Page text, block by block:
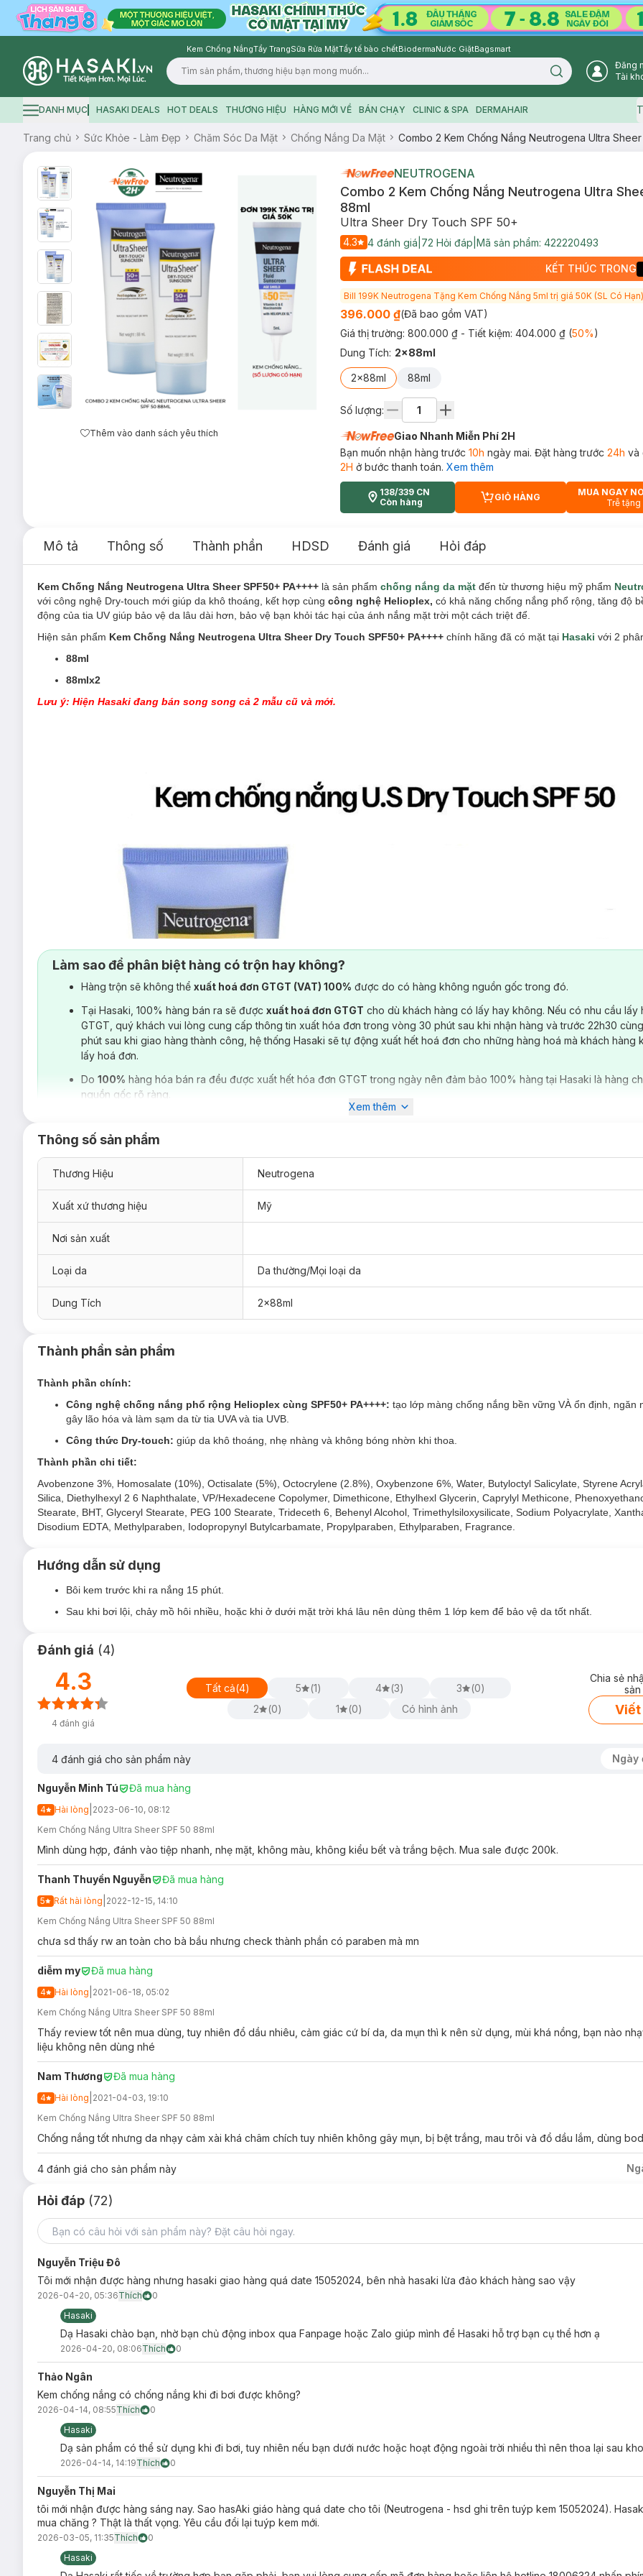
Kem Chống NắngTẩy TrangSữa Rửa MặtTẩy tế bào chếtBiodermaNước GiặtBagsmart
Logo
Search icon
Đăng
Tài
Hamburger icon
DANH MỤC HASAKI DEALS HOT DEALS THƯƠNG HIỆU HÀNG MỚI VỀ BÁN CHẠY CLINIC & SPA DERMAHAIR
Trang chủ Sức Khỏe - Làm Đẹp Chăm Sóc Da Mặt Chống Nắng Da Mặt Combo 2 Kem Chống Nắng Neutrogena Ultra
Thêm vào danh sách yêu thích
NEUTROGENA
Combo 2 Kem Chống Nắng Neutrogena Ultra
88ml
Ultra Sheer Dry Touch SPF 50+
4.3 4đánh giá 72 Hỏi đáp Mã sản phẩm: 422220493
KẾT THÚC TRONG
Bill 199K Neutrogena Tặng Kem Chống Nắng 5ml trị giá 50K (SL Có Hạn)
396.000 ₫(Đã bao gồm VAT)
Giá thị trường: 800.000 ₫ - Tiết kiệm: 404.000 ₫(50%)
Dung Tích: 2x88ml
2x88ml 88ml
Số lượng:
Giao Nhanh Miễn Phí 2H
Bạn muốn nhận hàng trước 10h ngày mai. Đặt hàng trước 24h và
2H ở bước thanh toán. Xem thêm
138/339 CN
Còn hàng
CART PLUS ICON
GIỎ HÀNG
MUA NGAY
Trễ tặng
Mô tả Thông số Thành phần HDSD Đánh giá Hỏi đáp
Kem Chống Nắng Neutrogena Ultra Sheer SPF50+ PA++++ là sản phẩm chống nắng da mặt đến từ thương hiệu mỹ phẩm
với công nghệ Dry-touch mới giúp da khô thoáng, kết hợp cùng công nghệ Helioplex, có khả năng chống nắng phổ rộng, tăng độ
động của tia UV giúp bảo vệ da lâu dài hơn, bảo vệ bạn khỏi tác hại của ánh nắng mặt trời một cách triệt để.
Hiện sản phẩm Kem Chống Nắng Neutrogena Ultra Sheer Dry Touch SPF50+ PA++++ chính hãng đã có mặt tại Hasaki với 2
88ml
88mlx2
Lưu ý: Hiện Hasaki đang bán song song cả 2 mẫu cũ và mới.
Kem Chống Nắng Neutrogena Ultra Sheer Dry Touch SPF50+ PA++++ phù hợp với loại da nào?
Sản phẩm phù hợp với mọi loại da kể cả da nhạy cảm.
Có thể dùng cho cả mặt và toàn thân và dùng được cho tất cả các loại da.
Đối tượng sử dụng Kem Chống Nắng Neutrogena Ultra Sheer Dry Touch SPF50+ PA++++:
Thường xuyên tiếp xúc ánh nắng mặt trời.
Ưu thế nổi bật của Kem Chống Nắng Neutrogena Ultra Sheer Dry Touch SPF50+ PA++++:
Công nghệ chống nắng phổ rộng Helioplex cùng SPF50+ PA++++
Công thức Dry-touch
Không thấm nước, không thấm mồ hôi, không trôi.
Không gây mụn (không gây bít lỗ chân lông), Không dầu và không PABA.
Làm sao để phân biệt hàng có trộn hay không?
Hàng trộn sẽ không thể xuất hoá đơn GTGT (VAT) 100% được do có hàng không nguồn gốc trong đó.
Tại Hasaki, 100% hàng bán ra sẽ được xuất hoá đơn GTGT cho dù khách hàng có lấy hay không. Nếu có nhu cầu lấy
GTGT, quý khách vui lòng cung cấp thông tin xuất hóa đơn trong vòng 30 phút sau khi nhận hàng và trước 22h30
phút sau khi giao hàng thành công, hệ thống Hasaki sẽ tự động xuất hết hoá đơn cho những hàng hoá mà khách hàng
lấy hoá đơn.
Do 100% hàng hóa bán ra đều được xuất hết hóa đơn GTGT trong ngày nên đảm bảo 100% hàng tại Hasaki là hàng
nguồn gốc rõ ràng.
Xem thêm
Thông số sản phẩm
Thương Hiệu Neutrogena
Xuất xứ thương hiệu Mỹ
Nơi sản xuất
Loại da Da thường/Mọi loại da
Dung Tích 2x88ml
Thành phần sản phẩm
Thành phần chính:
Công nghệ chống nắng phổ rộng Helioplex cùng SPF50+ PA++++: tạo lớp màng chống nắng bền vững VÀ ổn định, ngăn
gây lão hóa và làm sạm da từ tia UVA và tia UVB.
Công thức Dry-touch: giúp da khô thoáng, nhẹ nhàng và không bóng nhờn khi thoa.
Thành phần chi tiết:
Avobenzone 3%, Homosalate (10%), Octisalate (5%), Octocrylene (2.8%), Oxybenzone 6%, Water, Butyloctyl Salicylate, Styrene
Silica, Diethylhexyl 2 6 Naphthalate, VP/Hexadecene Copolymer, Dimethicone, Ethylhexl Glycerin, Caprylyl Methicone,
Stearate, BHT, Glyceryl Stearate, PEG 100 Stearate, Trideceth 6, Behenyl Alcohol, Trimethylsiloxysilicate, Sodium Polyacrylate,
Disodium EDTA, Methylparaben, Iodopropynyl Butylcarbamate, Propylparaben, Ethylparaben, Fragrance.
Hướng dẫn sử dụng
Bôi kem trước khi ra nắng 15 phút.
Sau khi bơi lội, chảy mồ hôi nhiều, hoặc khi ở dưới mặt trời khá lâu nên dùng thêm 1 lớp kem để bảo vệ da tốt nhất.
Đánh giá (4)
4.3
4 đánh giá
Tất cả(4) 5 (1) 4 (3) 3 (0)
2
(0) 1 (0) Có hình ảnh
Chia sẻ
Viết
4 đánh giá cho sản phẩm này Ngày
Nguyễn Minh Tú Đã mua hàng
4 Hài lòng 2023-06-10, 08:12
Kem Chống Nắng Ultra Sheer SPF 50 88ml
Mình dùng hợp, đánh vào tiệp nhanh, nhẹ mặt, không màu, không kiểu bết và trắng bệch. Mua sale được 200k.
Thanh Thuyền Nguyễn Đã mua hàng
5 Rất hài lòng 2022-12-15, 14:10
Kem Chống Nắng Ultra Sheer SPF 50 88ml
chưa sd thấy rw an toàn cho bà bầu nhưng check thành phần có paraben mà mn
diễm my Đã mua hàng
4 Hài lòng 2021-06-18, 05:02
Kem Chống Nắng Ultra Sheer SPF 50 88ml
Thấy review tốt nên mua dùng, tuy nhiên đổ dầu nhiêu, cảm giác cứ bí da, da mụn thì k nên sử dụng, mùi khá nồng, bạn nào
liệu không nên dùng nhé
Nam Thương Đã mua hàng
4 Hài lòng 2021-04-03, 19:10
Kem Chống Nắng Ultra Sheer SPF 50 88ml
Chống nắng tốt nhưng da nhạy cảm xài khá châm chích tuy nhiên không gây mụn, bị bệt trắng, mau trôi và đổ dầu lắm, dùng
4 đánh giá cho sản phẩm này
Hỏi đáp (72)
Nguyễn Triệu Đô
Tôi mới nhận được hàng nhưng hasaki giao hàng quá date 15052024, bên nhà hasaki lừa đảo khách hàng sao vậy
2026-04-20, 05:36Thích
0
Hasaki
Dạ Hasaki chào bạn, nhờ bạn chủ động inbox qua Fanpage hoặc Zalo giúp mình để Hasaki hỗ trợ bạn cụ thể hơn ạ
2026-04-20, 08:06Thích 0
Thảo Ngân
Kem chống nắng có chống nắng khi đi bơi được không?
2026-04-14, 08:55Thích
0
Hasaki
Dạ sản phẩm có thể sử dụng khi đi bơi, tuy nhiên nếu bạn dưới nước hoặc hoạt động ngoài trời nhiều thì nên thoa lại sau
2026-04-14, 14:19Thích 0
Nguyễn Thị Mai
tôi mới nhận được hàng sáng nay. Sao hasAki giáo hàng quá date cho tôi (Neutrogena - hsd ghi trên tuýp kem 15052024).
mua chăng ? Thật là thất vọng. Yêu cầu đổi lại tuýp kem mới.
2026-03-05, 11:35Thích
0
Hasaki